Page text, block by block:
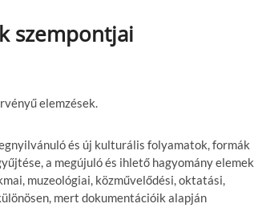
szempontjai
elemzések.
és új kulturális folyamatok, formák
a megújuló és ihlető hagyomány elemek
muzeológiai, közművelődési, oktatási,
mert dokumentációik alapján